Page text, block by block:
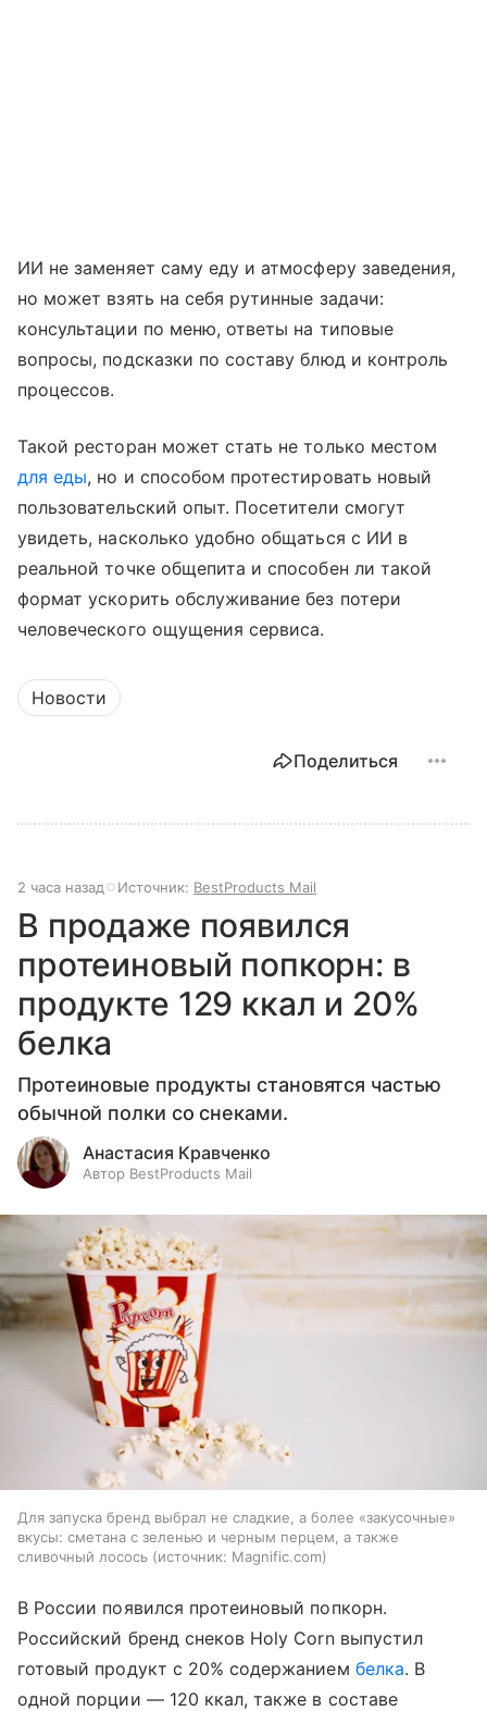
ИИ не заменяет саму еду и атмосферу заведения,
но может взять на себя рутинные задачи:
консультации по меню, ответы на типовые
вопросы, подсказки по составу блюд и контроль
процессов.
Такой ресторан может стать не только местом
для еды, но и способом протестировать новый
пользовательский опыт. Посетители смогут
увидеть, насколько удобно общаться с ИИ в
реальной точке общепита и способен ли такой
формат ускорить обслуживание без потери
человеческого ощущения сервиса.
Новости
Поделиться
2 часа назад Источник: BestProducts Mail
В продаже появился
протеиновый попкорн: в
продукте 129 ккал и 20%
белка
Протеиновые продукты становятся частью
обычной полки со снеками.
Анастасия Кравченко
Автор BestProducts Mail
Для запуска бренд выбрал не сладкие, а более «закусочные»
вкусы: сметана с зеленью и черным перцем, а также
сливочный лосось
источник: Magnific.com
В России появился протеиновый попкорн.
Российский бренд снеков Holy Corn выпустил
готовый продукт с 20% содержанием белка. В
одной порции — 120 ккал, также в составе